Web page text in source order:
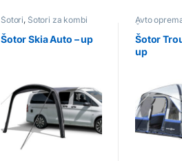
Šotori, Šotori za kombi
Šotor Skia Auto – up
Avto
Šotori za
Šotor
up